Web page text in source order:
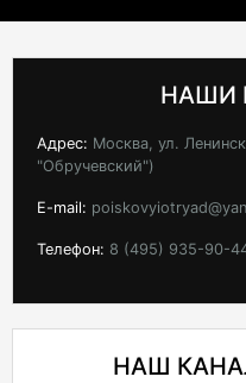
НАШИ
Адрес: Москва, ул.
"Обручевский")
E-mail:
Телефон: 8 (495) 935-90-
НАШ